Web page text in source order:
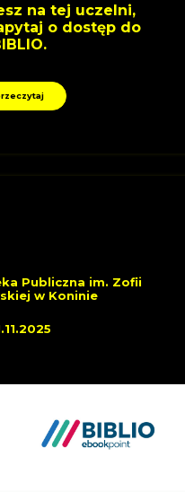
na tej uczelni,
o dostęp do
Publiczna im. Zofii
w Koninie